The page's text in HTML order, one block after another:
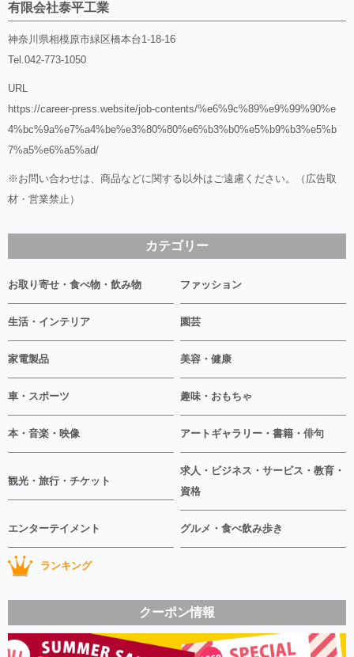
有限会社泰平工業
神奈川県相模原市緑区橋本台1-18-16
Tel.042-773-1050
URL
https://career-press.website/job-contents/%e6%9c%89%e9%99%90%e
4%bc%9a%e7%a4%be%e3%80%80%e6%b3%b0%e5%b9%b3%e5%b
7%a5%e6%a5%ad/
※お問い合わせは、商品などに関する以外はご遠慮ください。（広告取
材・営業禁止）
カテゴリー
お取り寄せ・食べ物・飲み物 ファッション
生活・インテリア 園芸
家電製品 美容・健康
車・スポーツ 趣味・おもちゃ
本・音楽・映像 アートギャラリー・書籍・俳句
観光・旅行・チケット
求人・ビジネス・サービス・教育・
資格
エンターテイメント グルメ・食べ飲み歩き
ランキング
クーポン情報